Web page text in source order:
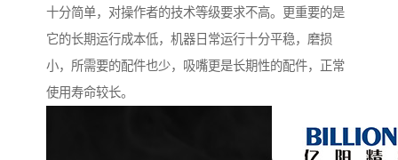
十分简单，对操作者的技术等级要求不高。更重要的是
它的长期运行成本低，机器日常运行十分平稳，磨损
小，所需要的配件也少，吸嘴更是长期性的配件，正常
使用寿命较长。